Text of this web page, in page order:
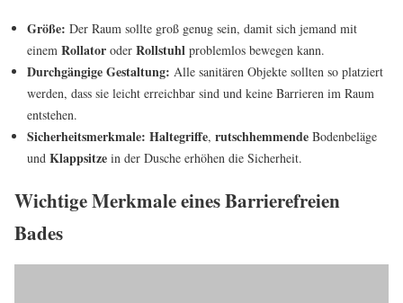
Größe: Der Raum sollte groß genug sein, damit sich jemand mit
einem Rollator oder Rollstuhl problemlos bewegen kann.
Durchgängige Gestaltung: Alle sanitären Objekte sollten so platziert
werden, dass sie leicht erreichbar sind und keine Barrieren im Raum
entstehen.
Sicherheitsmerkmale: Haltegriffe, rutschhemmende Bodenbeläge
und Klappsitze in der Dusche erhöhen die Sicherheit.
Wichtige Merkmale eines Barrierefreien
Bades